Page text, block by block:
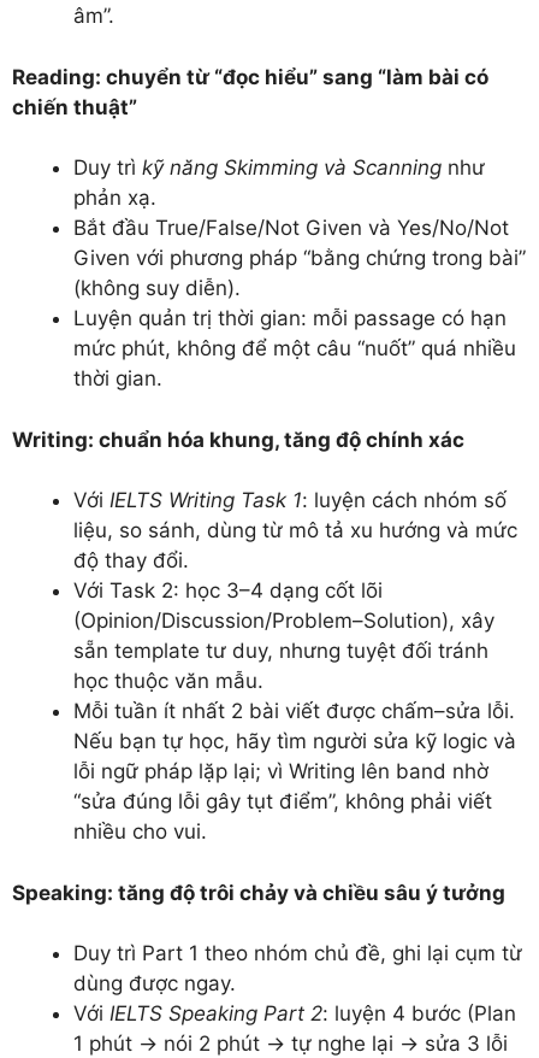
âm”.
Reading: chuyển từ “đọc hiểu” sang “làm bài có
chiến thuật”
Duy trì kỹ năng Skimming và Scanning như
phản xạ.
Bắt đầu True/False/Not Given và Yes/No/Not
Given với phương pháp “bằng chứng trong bài”
(không suy diễn).
Luyện quản trị thời gian: mỗi passage có hạn
mức phút, không để một câu “nuốt” quá nhiều
thời gian.
Writing: chuẩn hóa khung, tăng độ chính xác
Với IELTS Writing Task 1: luyện cách nhóm số
liệu, so sánh, dùng từ mô tả xu hướng và mức
độ thay đổi.
Với Task 2: học 3–4 dạng cốt lõi
(Opinion/Discussion/Problem–Solution), xây
sẵn template tư duy, nhưng tuyệt đối tránh
học thuộc văn mẫu.
Mỗi tuần ít nhất 2 bài viết được chấm–sửa lỗi.
Nếu bạn tự học, hãy tìm người sửa kỹ logic và
lỗi ngữ pháp lặp lại; vì Writing lên band nhờ
“sửa đúng lỗi gây tụt điểm”, không phải viết
nhiều cho vui.
Speaking: tăng độ trôi chảy và chiều sâu ý tưởng
Duy trì Part 1 theo nhóm chủ đề, ghi lại cụm từ
dùng được ngay.
Với IELTS Speaking Part 2: luyện 4 bước (Plan
1 phút → nói 2 phút → tự nghe lại → sửa 3 lỗi